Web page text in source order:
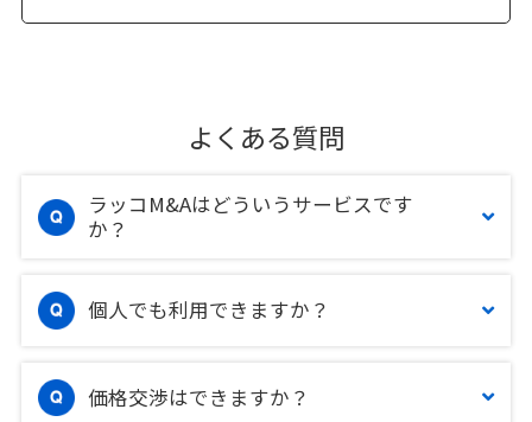
よくある質問
ラッコM&Aはどういうサービスです
か？
個人でも利用できますか？
価格交渉はできますか？